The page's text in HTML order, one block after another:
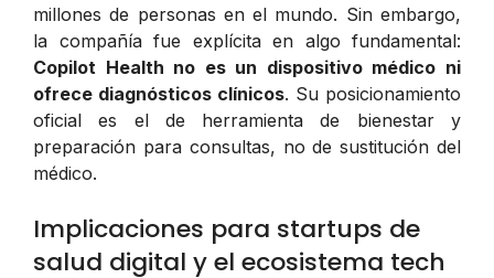
millones de personas en el mundo. Sin embargo,
la compañía fue explícita en algo fundamental:
Copilot Health no es un dispositivo médico ni
ofrece diagnósticos clínicos. Su posicionamiento
oficial es el de herramienta de bienestar y
preparación para consultas, no de sustitución del
médico.
Implicaciones para startups de
salud digital y el ecosistema tech